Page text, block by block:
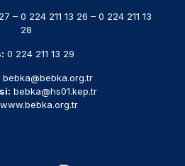
– 0 224 211 13 26 – 0 224 211 13
28
0 224 211 13 29
bebka@bebka.org.tr
bebka@hs01.kep.tr
www.bebka.org.tr